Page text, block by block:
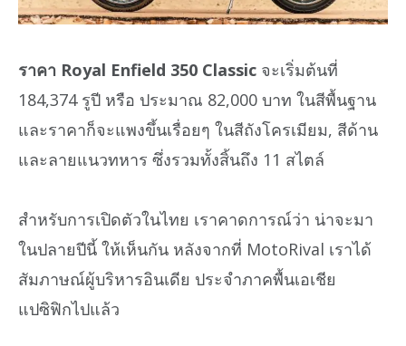
ราคา Royal Enfield 350 Classic จะเริ่มต้นที่
184,374 รูปี หรือ ประมาณ 82,000 บาท ในสีพื้นฐาน
และราคาก็จะแพงขึ้นเรื่อยๆ ในสีถังโครเมียม, สีด้าน
และลายแนวทหาร ซึ่งรวมทั้งสิ้นถึง 11 สไตล์
สำหรับการเปิดตัวในไทย เราคาดการณ์ว่า น่าจะมา
ในปลายปีนี้ ให้เห็นกัน หลังจากที่ MotoRival เราได้
สัมภาษณ์ผู้บริหารอินเดีย ประจำภาคพื้นเอเชีย
แปซิฟิกไปแล้ว